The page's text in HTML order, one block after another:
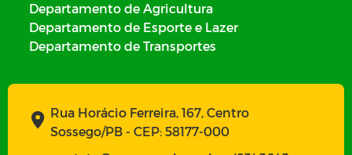
Departamento de Agricultura
Departamento de Esporte e Lazer
Departamento de Transportes
Rua Horácio Ferreira, 167, Centro
Sossego/PB - CEP: 58177-000